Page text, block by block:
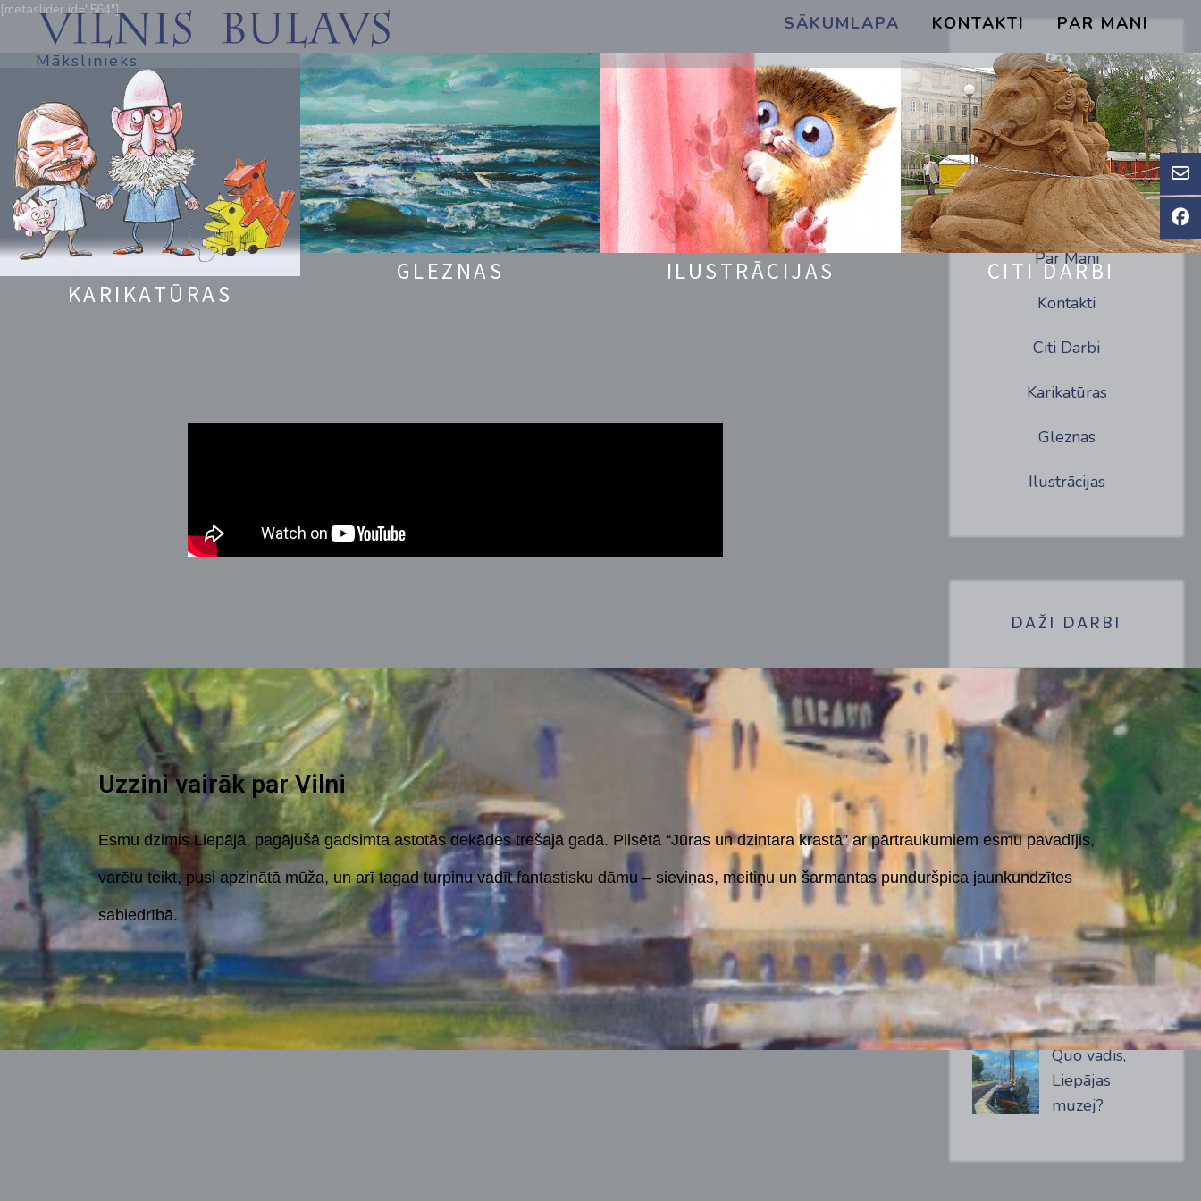
Mākslinieks
SĀKUMLAPA KONTAKTI PAR MANI
[metaslider id="564"]
KARIKATŪRAS
GLEZNAS ILUSTRĀCIJAS CITI DARBI
Uzzini vairāk par Vilni
Esmu dzimis Liepājā, pagājušā gadsimta astotās dekādes trešajā gadā. Pilsētā “Jūras un dzintara krastā” ar pārtraukumiem esmu pavadījis,
varētu teikt, pusi apzinātā mūža, un arī tagad turpinu vadīt fantastisku dāmu – sieviņas, meitiņu un šarmantas punduršpica jaunkundzītes
sabiedrībā.
Par Mani
Kontakti
Citi Darbi
Karikatūras
Gleznas
Ilustrācijas
DAŽI DARBI
PĒDĒJĀS ZIŅAS
IZSTĀDE
Quo vadis,
Liepājas
muzej?